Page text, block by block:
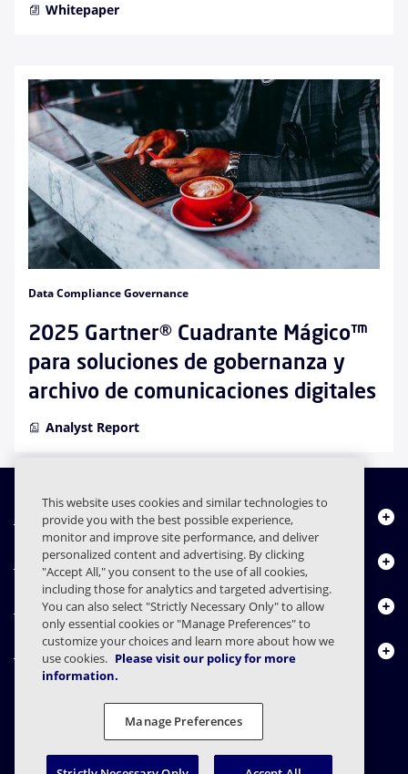
Whitepaper
Data Compliance Governance
2025 Gartner® Cuadrante Mágico™
para soluciones de gobernanza y
archivo de comunicaciones digitales
Analyst Report
Quiénes somos
Productos
Centro de Recursos
Contáctenos
Contratos Declaración de privacidad Legal
Preferencias de privacidad
Divulgación Responsable
This website uses cookies and similar technologies to
provide you with the best possible experience,
monitor and improve site performance, and deliver
personalized content and advertising. By clicking
"Accept All," you consent to the use of all cookies,
including those for analytics and targeted advertising.
You can also select "Strictly Necessary Only" to allow
only essential cookies or "Manage Preferences" to
customize your choices and learn more about how we
use cookies. Please visit our policy for more
information.
Manage Preferences